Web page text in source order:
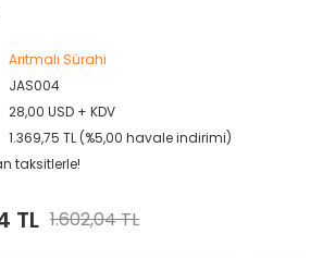
Arıtmalı Sürahi
JAS004
28,00 USD + KDV
1.369,75 TL (%5,00 havale indirimi)
taksitlerle!
TL 1.602,04 TL